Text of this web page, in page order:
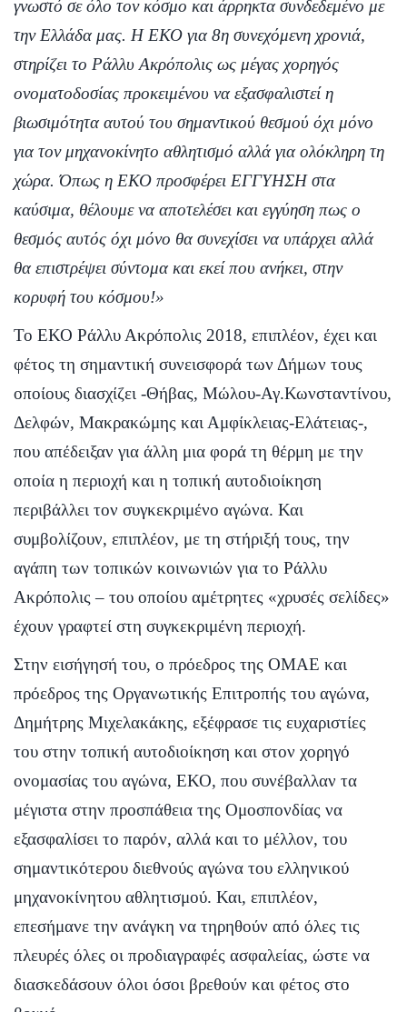
γνωστό σε όλο τον κόσμο και άρρηκτα συνδεδεμένο με
την Ελλάδα μας. Η ΕΚΟ για 8η συνεχόμενη χρονιά,
στηρίζει το Ράλλυ Ακρόπολις ως μέγας χορηγός
ονοματοδοσίας προκειμένου να εξασφαλιστεί η
βιωσιμότητα αυτού του σημαντικού θεσμού όχι μόνο
για τον μηχανοκίνητο αθλητισμό αλλά για ολόκληρη τη
χώρα. Όπως η ΕΚΟ προσφέρει ΕΓΓΥΗΣΗ στα
καύσιμα, θέλουμε να αποτελέσει και εγγύηση πως ο
θεσμός αυτός όχι μόνο θα συνεχίσει να υπάρχει αλλά
θα επιστρέψει σύντομα και εκεί που ανήκει, στην
κορυφή του κόσμου!»
Το ΕΚΟ Ράλλυ Ακρόπολις 2018, επιπλέον, έχει και
φέτος τη σημαντική συνεισφορά των Δήμων τους
οποίους διασχίζει -Θήβας, Μώλου-Αγ.Κωνσταντίνου,
Δελφών, Μακρακώμης και Αμφίκλειας-Ελάτειας-,
που απέδειξαν για άλλη μια φορά τη θέρμη με την
οποία η περιοχή και η τοπική αυτοδιοίκηση
περιβάλλει τον συγκεκριμένο αγώνα. Και
συμβολίζουν, επιπλέον, με τη στήριξή τους, την
αγάπη των τοπικών κοινωνιών για το Ράλλυ
Ακρόπολις – του οποίου αμέτρητες «χρυσές σελίδες»
έχουν γραφτεί στη συγκεκριμένη περιοχή.
Στην εισήγησή του, ο πρόεδρος της ΟΜΑΕ και
πρόεδρος της Οργανωτικής Επιτροπής του αγώνα,
Δημήτρης Μιχελακάκης, εξέφρασε τις ευχαριστίες
του στην τοπική αυτοδιοίκηση και στον χορηγό
ονομασίας του αγώνα, ΕΚΟ, που συνέβαλλαν τα
μέγιστα στην προσπάθεια της Ομοσπονδίας να
εξασφαλίσει το παρόν, αλλά και το μέλλον, του
σημαντικότερου διεθνούς αγώνα του ελληνικού
μηχανοκίνητου αθλητισμού. Και, επιπλέον,
επεσήμανε την ανάγκη να τηρηθούν από όλες τις
πλευρές όλες οι προδιαγραφές ασφαλείας, ώστε να
διασκεδάσουν όλοι όσοι βρεθούν και φέτος στο